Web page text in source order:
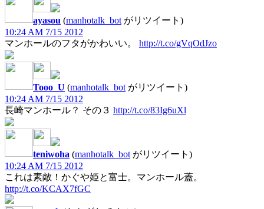
ayasou (manhotalk_bot がリツイート)
10:24 AM 7/15 2012
マンホールのフタがかわいい。 http://t.co/gVqOdJzo
Tooo_U (manhotalk_bot がリツイート)
10:24 AM 7/15 2012
長崎マンホール？ その３ http://t.co/83Ig6uXl
teniwoha (manhotalk_bot がリツイート)
10:24 AM 7/15 2012
これは素敵！かぐや姫と富士。マンホール蓋。
http://t.co/KCAX7fGC